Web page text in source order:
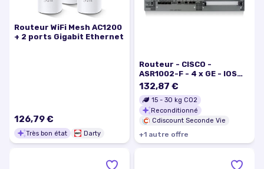
Routeur WiFi Mesh AC1200
+ 2 ports Gigabit Ethernet
126,79 €
Très bon état Darty
Routeur - CISCO -
ASR1002-F - 4 x GE - IOS
Firewall SNMPv3 - Filaire -
Ethernet - Routage IP
statique
132,87 €
15 - 30 kg CO2
Reconditionné
Cdiscount Seconde Vie
+1 autre offre